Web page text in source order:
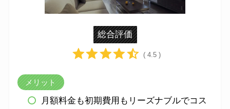
総合評価
( 4.5 )
メリット
月額料金も初期費用もリーズナブルでコス